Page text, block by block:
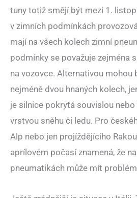
tuny totiž smějí být mezi 1.
v zimních podmínkách
mají na všech kolech zimní
podmínky se považuje zejména
na vozovce. Alternativou mohou
nejméně dvou hnaných kolech,
je silnice pokrytá souvislou
vrstvou sněhu či ledu. Pro
Alp nebo jen projíždějícího
aprílovém počasí znamená, že
pneumatikách může mít